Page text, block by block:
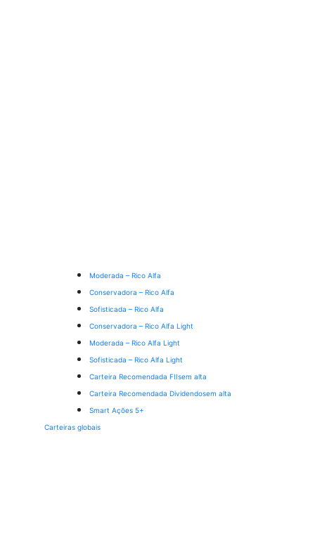
Moderada – Rico Alfa
Conservadora – Rico Alfa
Sofisticada – Rico Alfa
Conservadora – Rico Alfa Light
Moderada – Rico Alfa Light
Sofisticada – Rico Alfa Light
Carteira Recomendada FIIsem alta
Carteira Recomendada Dividendosem alta
Smart Ações 5+
Carteiras globais